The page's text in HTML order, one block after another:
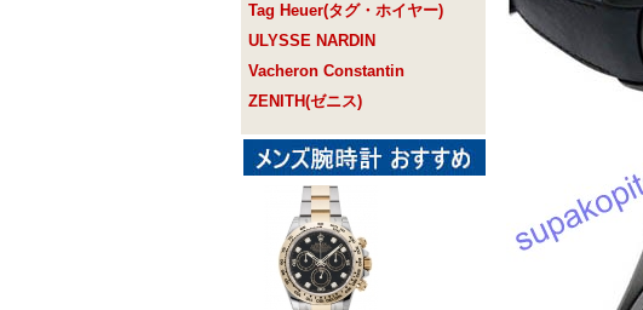
Tag Heuer(タグ・ホイヤー)
ULYSSE NARDIN
Vacheron Constantin
ZENITH(ゼニス)